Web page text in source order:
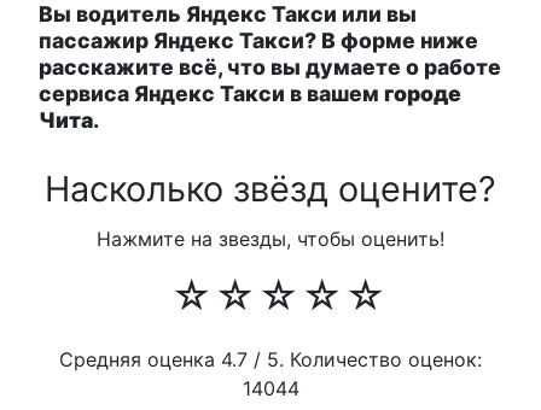
Вы водитель Яндекс Такси или вы
пассажир Яндекс Такси? В форме ниже
расскажите всё, что вы думаете о работе
сервиса Яндекс Такси в вашем городе
Чита.
Насколько звёзд оцените?
Нажмите на звезды, чтобы оценить!
☆
☆
☆
☆
☆
Средняя оценка 4.7 / 5. Количество оценок:
14044